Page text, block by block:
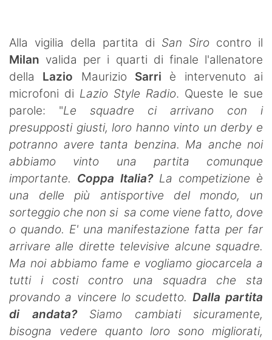
Alla vigilia della partita di San Siro contro il
Milan valida per i quarti di finale l'allenatore
della Lazio Maurizio Sarri è intervenuto ai
microfoni di Lazio Style Radio. Queste le sue
parole: "Le squadre ci arrivano con i
presupposti giusti, loro hanno vinto un derby e
potranno avere tanta benzina. Ma anche noi
abbiamo vinto una partita comunque
importante. Coppa Italia?La competizione è
una delle più antisportive del mondo, un
sorteggio che non si sa come viene fatto, dove
o quando. E' una manifestazione fatta per far
arrivare alle dirette televisive alcune squadre.
Ma noi abbiamo fame e vogliamo giocarcela a
tutti i costi contro una squadra che sta
provando a vincere lo scudetto. Dalla partita
di andata?Siamo cambiati sicuramente,
bisogna vedere quanto loro sono migliorati,